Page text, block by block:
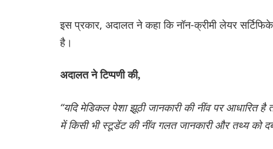
इस प्रकार, अदालत ने कहा कि नॉन-क्रीमी लेयर
है।
अदालत ने टिप्पणी की,
“यदि मेडिकल पेशा झूठी जानकारी की नींव पर आधारित है
में किसी भी स्टूडेंट की नींव गलत जानकारी और तथ्य को